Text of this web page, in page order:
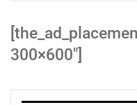
300×600″]